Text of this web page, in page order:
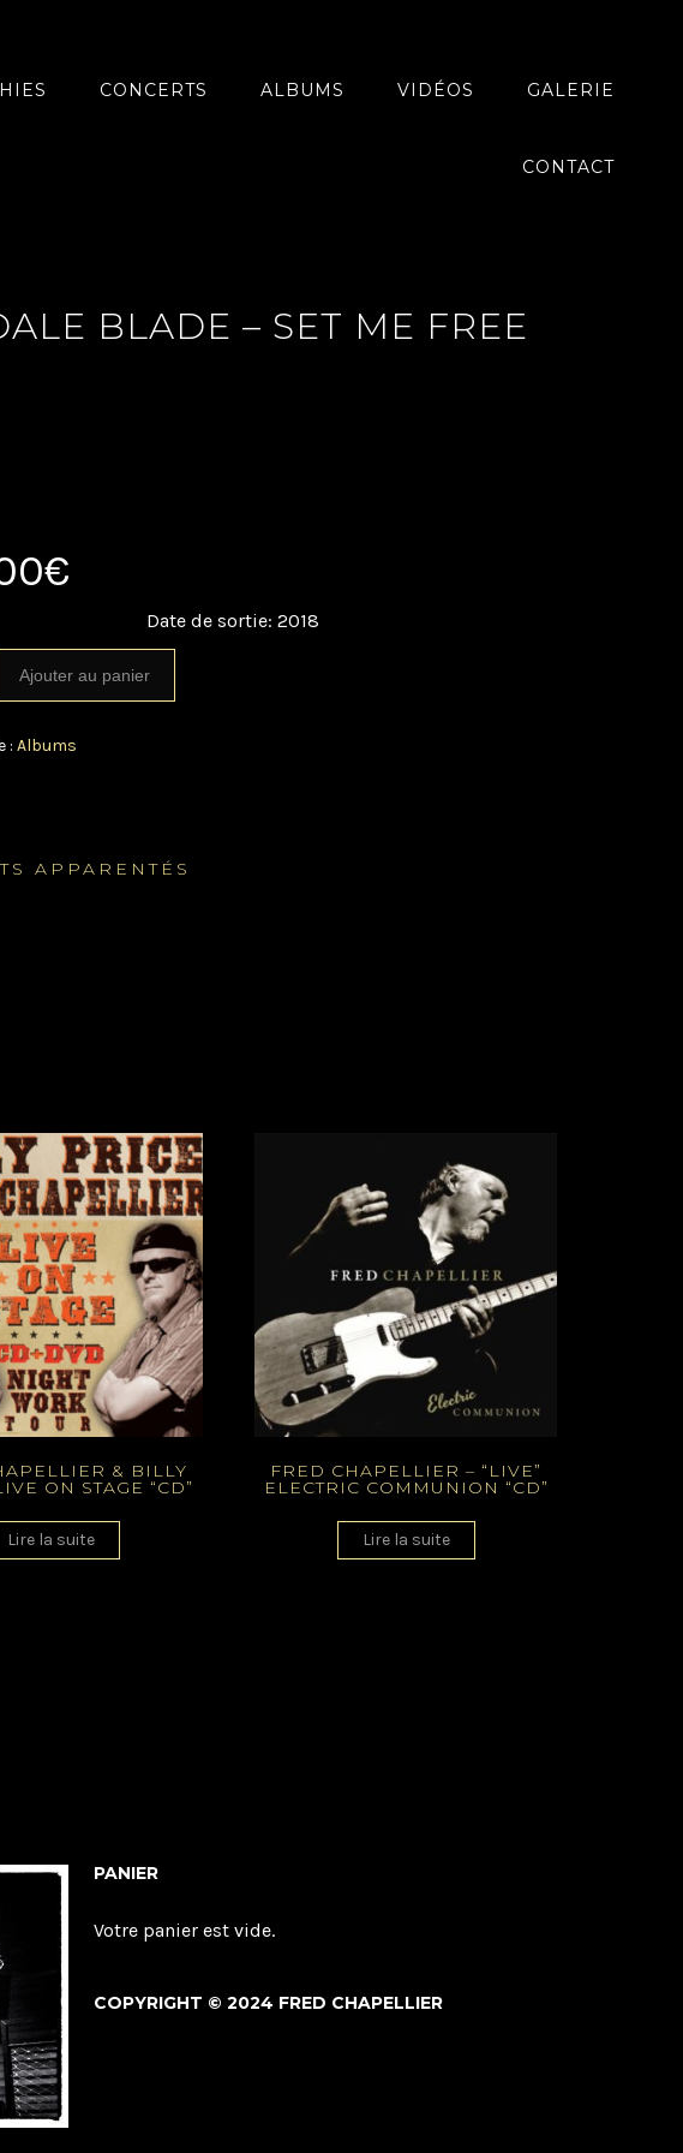
CONCERTS ALBUMS VIDÉOS GALERIE
CONTACT
BLADE – SET ME FREE
€
Date de sortie: 2018
Ajouter au panier
: Albums
APPARENTÉS
& BILLY
ON STAGE “CD”
Lire la suite
FRED CHAPELLIER – “LIVE”
ELECTRIC COMMUNION “CD”
Lire la suite
PANIER
Votre panier est vide.
COPYRIGHT © 2024 FRED CHAPELLIER